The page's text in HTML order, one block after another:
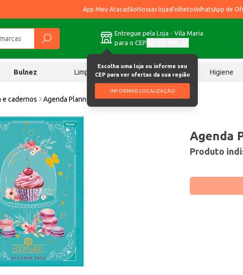
App Meu AtacadãoNossas lojasFolhetosWhatsApp de
Entregue pela Loja - Vila Maria
para o CEP
Escolha uma loja ou informe seu
CEP para ver ofertas da sua região
INFORMAR LOCALIZAÇÃO
Bulnez Limpeza Chocolates Higiene
e cadernos Agenda Planner Foroni Cupcake un
Agenda
Produto